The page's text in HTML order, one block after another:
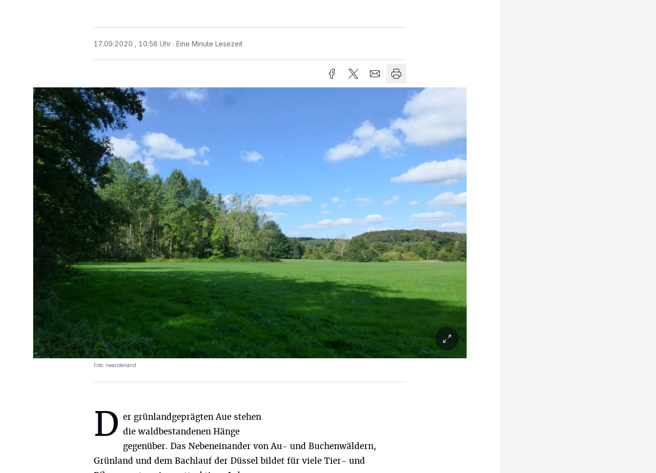
17.09.2020 , 10:58 Uhr Eine Minute Lesezeit
Foto: neanderland
D er grünlandgeprägten Aue stehen
die waldbestandenen Hänge
gegenüber. Das Nebeneinander von Au- und Buchenwäldern,
Grünland und dem Bachlauf der Düssel bildet für viele Tier- und